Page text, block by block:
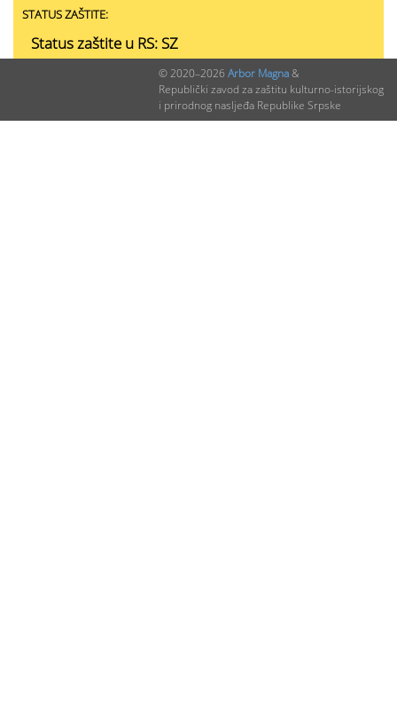
STATUS ZAŠTITE:
Status zaštite u RS: SZ
Status zaštite u Federaciji BiH: Nema
Status zaštite u Srbiji: Nema
Status zaštite u Hrvatskoj: SZ
© 2020–2026 Arbor Magna&
Republički zavod za zaštitu kulturno-istorijskog
i prirodnog nasljeđa Republike Srpske